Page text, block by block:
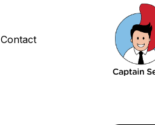
Contact